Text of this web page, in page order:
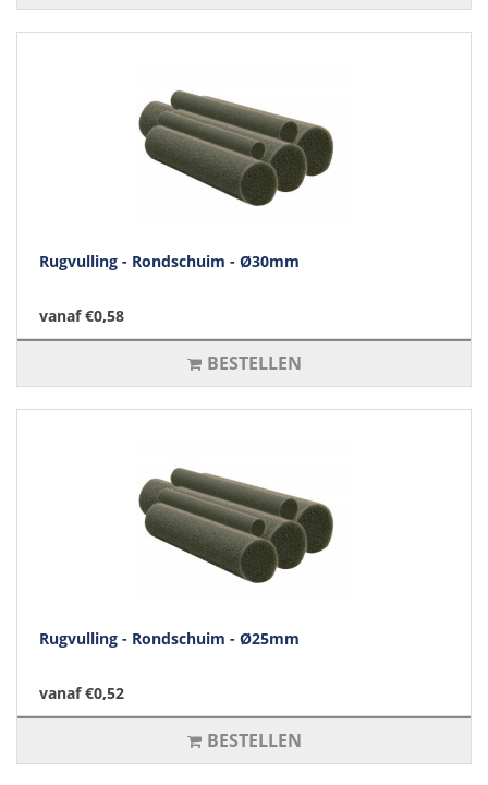
Rugvulling - Rondschuim - Ø30mm
vanaf €0,58
BESTELLEN
Rugvulling - Rondschuim - Ø25mm
vanaf €0,52
BESTELLEN